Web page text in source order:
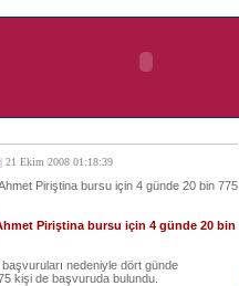
21 Ekim 2008 01:18:39
Piriştina bursu için 4 günde 20 bin 775
Piriştina bursu için 4 günde 20 bin
nedeniyle dört günde
kişi de başvuruda bulundu.